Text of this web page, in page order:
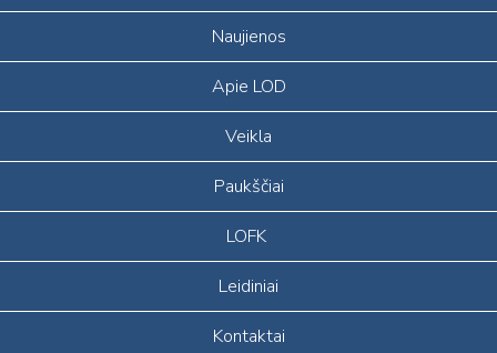
Naujienos
Apie LOD
Veikla
Paukščiai
LOFK
Leidiniai
Kontaktai